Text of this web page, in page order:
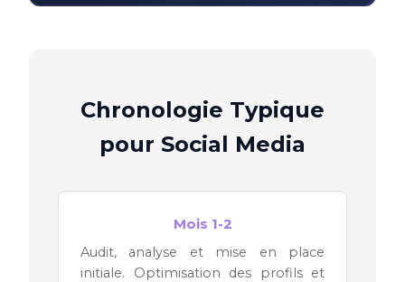
Chronologie Typique
pour Social Media
Mois 1-2
Audit, analyse et mise en place
initiale. Optimisation des profils et